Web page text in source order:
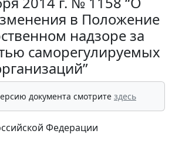
в Положение
надзоре за
саморегулируемых
документа смотрите здесь
Федерации